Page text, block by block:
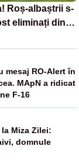
Roș-albaștrii s-
eliminați din
mesaj RO-Alert în
MApN a ridicat
F-16
Miza Zilei:
domnule